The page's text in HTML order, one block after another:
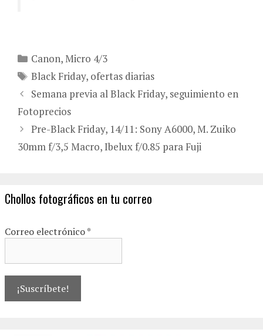
Categorías
Canon,Micro 4/3
Etiquetas
Black Friday, ofertas diarias
Semana previa al Black Friday, seguimiento en
Fotoprecios
Pre-Black Friday, 14/11: Sony A6000, M. Zuiko
30mm f/3,5 Macro, Ibelux f/0.85 para Fuji
Chollos fotográficos en tu correo
Correo electrónico*